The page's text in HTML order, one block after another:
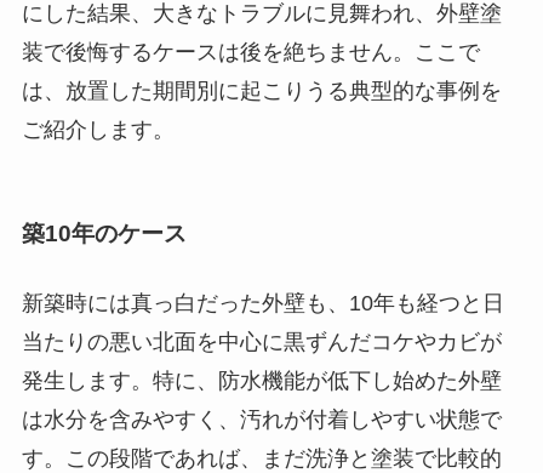
にした結果、大きなトラブルに見舞われ、外壁塗
装で後悔するケースは後を絶ちません。ここで
は、放置した期間別に起こりうる典型的な事例を
ご紹介します。
築10年のケース
新築時には真っ白だった外壁も、10年も経つと日
当たりの悪い北面を中心に黒ずんだコケやカビが
発生します。特に、防水機能が低下し始めた外壁
は水分を含みやすく、汚れが付着しやすい状態で
す。この段階であれば、まだ洗浄と塗装で比較的